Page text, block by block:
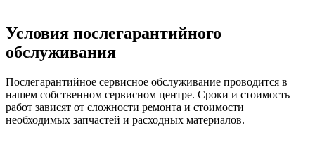
Условия послегарантийного
обслуживания
Послегарантийное сервисное обслуживание проводится в
нашем собственном сервисном центре. Сроки и стоимость
работ зависят от сложности ремонта и стоимости
необходимых запчастей и расходных материалов.